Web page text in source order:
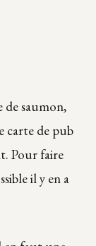
saumon,
carte de pub
Pour faire
il y en a